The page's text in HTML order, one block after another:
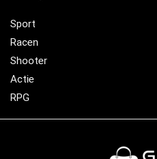
Sport
Racen
Shooter
Actie
RPG